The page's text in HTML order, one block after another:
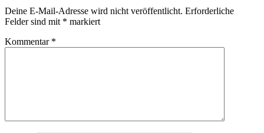
Deine E-Mail-Adresse wird nicht veröffentlicht. Erforderliche
Felder sind mit * markiert
Kommentar *